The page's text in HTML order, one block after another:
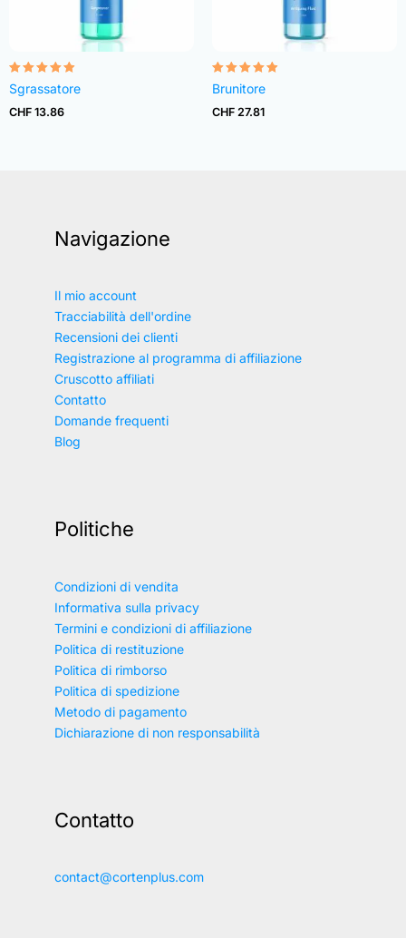
Rated
4.82
out of 5
Sgrassatore
CHF 13.86
Rated
4.83
out of 5
Brunitore
CHF 27.81
Navigazione
Il mio account
Tracciabilità dell'ordine
Recensioni dei clienti
Registrazione al programma di affiliazione
Cruscotto affiliati
Contatto
Domande frequenti
Blog
Politiche
Condizioni di vendita
Informativa sulla privacy
Termini e condizioni di affiliazione
Politica di restituzione
Politica di rimborso
Politica di spedizione
Metodo di pagamento
Dichiarazione di non responsabilità
Contatto
contact@cortenplus.com